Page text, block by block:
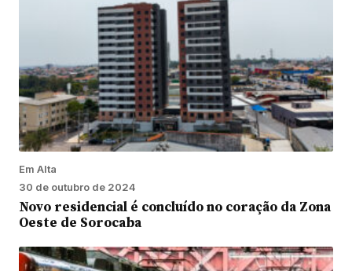
Em Alta
30 de outubro de 2024
Novo residencial é concluído no coração da Zona
Oeste de Sorocaba